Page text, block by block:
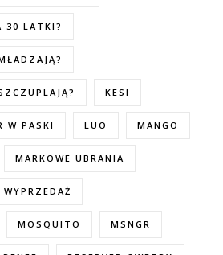
30 LATKI?
KESI
W PASKI LUO MANGO
MARKOWE UBRANIA
MOSQUITO MSNGR